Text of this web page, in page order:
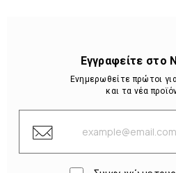
Εγγραφείτε στο
Ενημερωθείτε πρώτοι
και τα νέα